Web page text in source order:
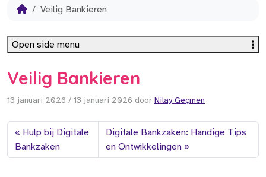
Veilig Bankieren
Veilig Bankieren
13 januari 2026 / 13 januari 2026 door Nilay Geçmen
Hulp bij Digitale
Bankzaken
Digitale Bankzaken: Handige Tips
en Ontwikkelingen
Open side menu